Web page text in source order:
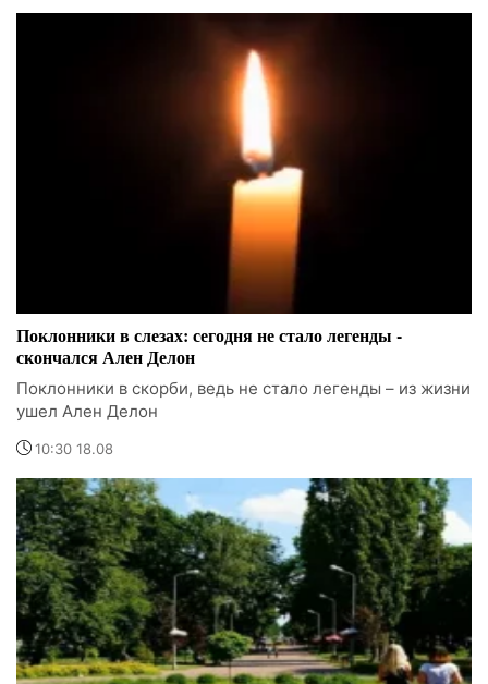
Поклонники в слезах: сегодня не стало легенды -
скончался Ален Делон
Поклонники в скорби, ведь не стало легенды – из жизни
ушел Ален Делон
10:30 18.08